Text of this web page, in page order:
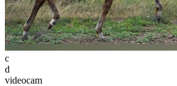
c
d
videocam